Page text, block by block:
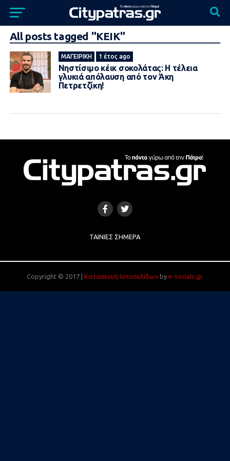
All posts tagged "ΚΕΙΚ"
ΜΑΓΕΙΡΙΚΉ 1 έτος ago
Νηστίσιμο κέικ σοκολάτας: Η τέλεια
γλυκιά απόλαυση από τον Άκη
Πετρετζίκη!
ΤΑΙΝΊΕΣ ΣΉΜΕΡΑ
Copyright © 2017 |Κατασκευή Ιστοσελίδων bye-socials.gr